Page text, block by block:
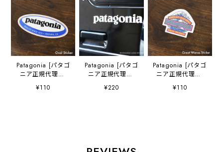
Patagonia [パタゴ
ニア正規代理店]
Oval Sticker
[STK42] オーバ
¥110
Patagonia [パタゴ
ニア正規代理店]
Ptagonia Text
Sticker [STK43]
¥220
Patagonia [パタゴ
ニア正規代理店]
Great Waves
Sticker [STK44]
¥110